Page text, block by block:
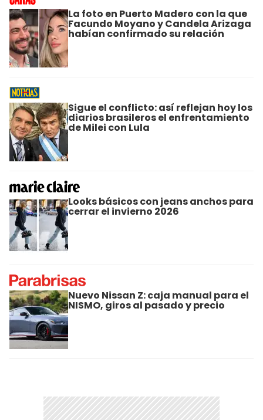
La foto en Puerto Madero con la que
Facundo Moyano y Candela Arizaga
habían confirmado su relación
Sigue el conflicto: así reflejan hoy los
diarios brasileros el enfrentamiento
de Milei con Lula
Looks básicos con jeans anchos para
cerrar el invierno 2026
Nuevo Nissan Z: caja manual para el
NISMO, giros al pasado y precio